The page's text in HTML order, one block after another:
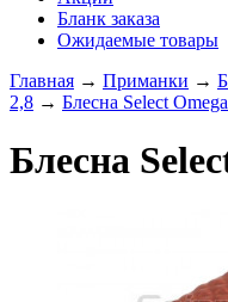
Бланк заказа
Ожидаемые товары
Главная → Приманки →
2,8 → Блесна Select
Блесна